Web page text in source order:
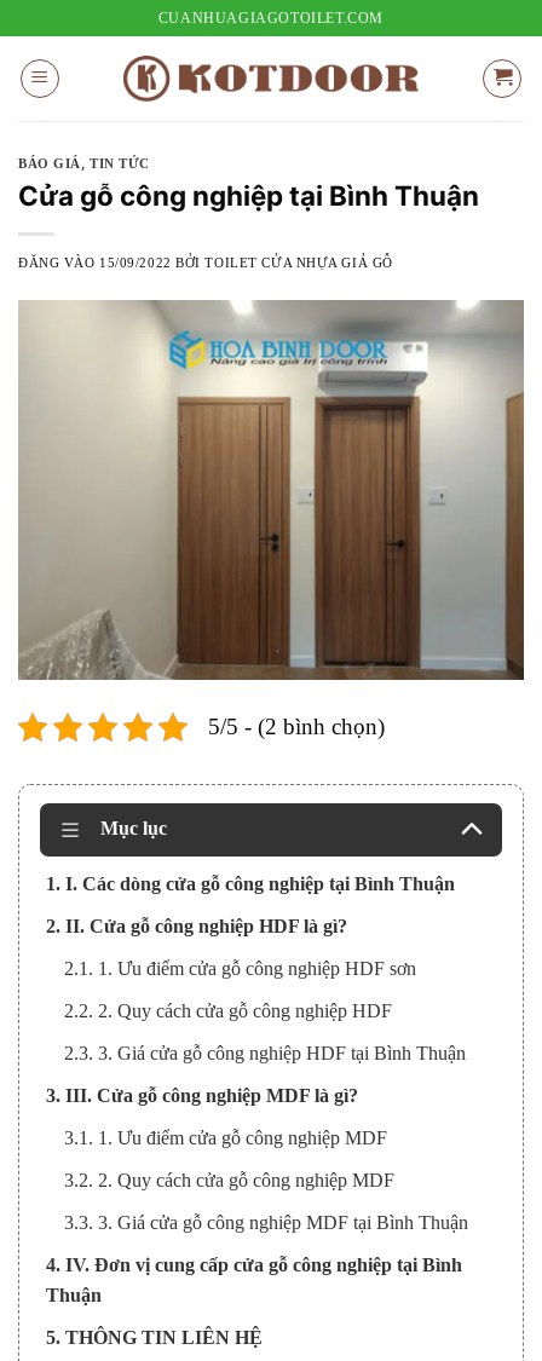
nội
dung
CUANHUAGIAGOTOILET.COM
BÁO GIÁ ,TIN TỨC
Cửa gỗ công nghiệp tại Bình Thuận
ĐĂNG VÀO 15/09/2022 BỞITOILET CỬA NHỰA GIẢ GỖ
5/5 - (2 bình chọn)
Mục lục
1. I. Các dòng cửa gỗ công nghiệp tại Bình Thuận
2. II. Cửa gỗ công nghiệp HDF là gì?
2.1. 1. Ưu điểm cửa gỗ công nghiệp HDF sơn
2.2. 2. Quy cách cửa gỗ công nghiệp HDF
2.3. 3. Giá cửa gỗ công nghiệp HDF tại Bình Thuận
3. III. Cửa gỗ công nghiệp MDF là gì?
3.1. 1. Ưu điểm cửa gỗ công nghiệp MDF
3.2. 2. Quy cách cửa gỗ công nghiệp MDF
3.3. 3. Giá cửa gỗ công nghiệp MDF tại Bình Thuận
4. IV. Đơn vị cung cấp cửa gỗ công nghiệp tại Bình
Thuận
5. THÔNG TIN LIÊN HỆ